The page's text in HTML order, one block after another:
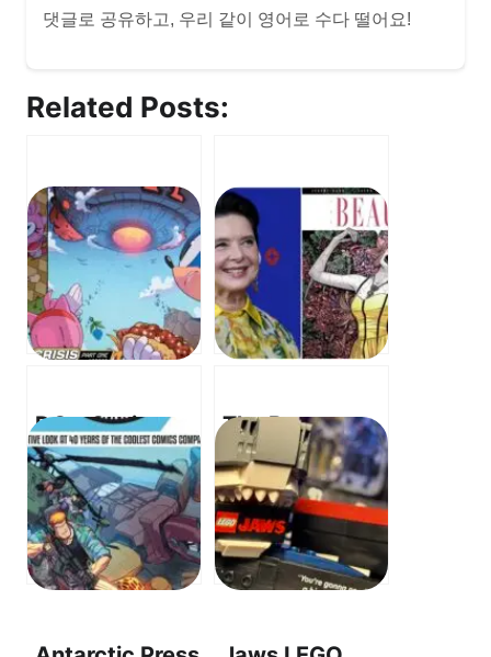
댓글로 공유하고, 우리 같이 영어로 수다 떨어요!
Related Posts:
DC x Sonic –
Fast Friends
Fight Darkseid!
– 초고속 친구들
이 다크사이드를
물리친다!
The Beauty –
Isabella
Rossellini
Checks In
From The
Mediterranean